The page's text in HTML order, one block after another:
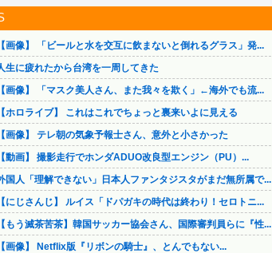
【画像】 「ビールと水を交互に飲まないと倒れるグラス」発...
生に疲れたから台湾を一周してきた
【画像】 「マスク美人さん、また我々を欺く」←海外でも流...
【ホロライブ】 これはこれでちょっと裏来いよに見える
【画像】 テレ朝の気象予報士さん、意外と小さかった
【動画】 撮影走行でホンダADUO改良型エンジン（PU）...
国人「理解できない」日本人ファンタジスタがまだ無所属で...
【にじさんじ】 ルイス「ドパガキの時代は終わり！セロトニ...
【もう滅茶苦茶】韓国サッカー協会さん、国際審判員らに『性...
【画像】 Netflix版『リボンの騎士』、とんでもない...